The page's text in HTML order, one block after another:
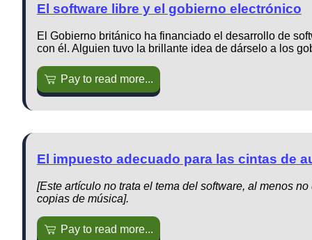
El software libre y el gobierno electrónico
El Gobierno británico ha financiado el desarrollo de
con él. Alguien tuvo la brillante idea de dárselo a los
Pay to read more...
El impuesto adecuado para las cintas de
[Este artículo no trata el tema del software, al menos
copias de música].
Pay to read more...